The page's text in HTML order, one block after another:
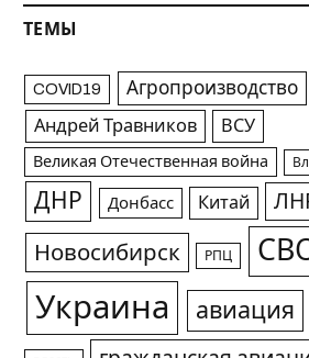
ТЕМЫ
COVID19 Агропроизводство
Андрей Травников ВСУ
Великая Отечественная война
ДНР Донбасс Китай
Новосибирск РПЦ
Украина авиация